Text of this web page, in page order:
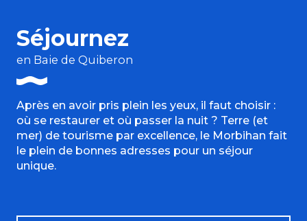
Séjournez
en Baie de Quiberon
Après en avoir pris plein les yeux, il faut choisir :
où se restaurer et où passer la nuit ? Terre (et
mer) de tourisme par excellence, le Morbihan fait
le plein de bonnes adresses pour un séjour
unique.